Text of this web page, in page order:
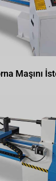
Maşını